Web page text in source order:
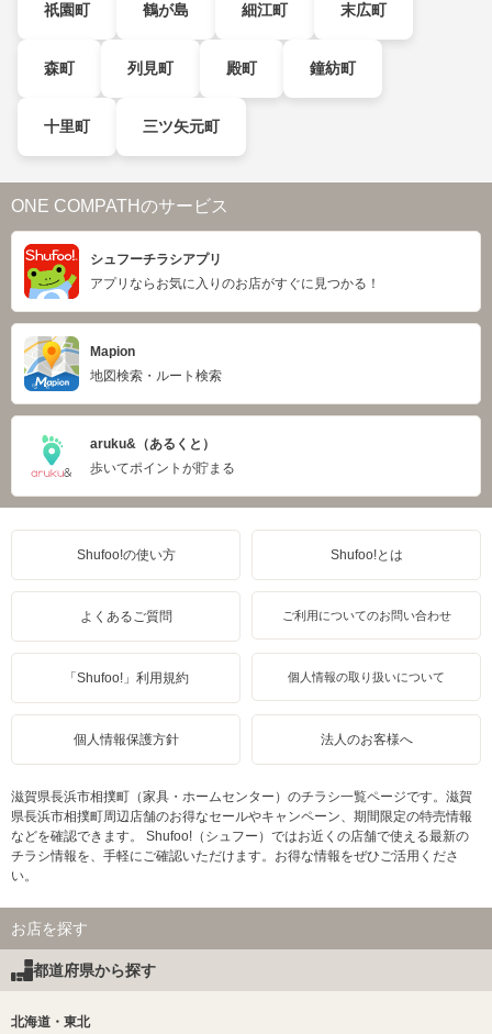
祇園町 鶴が島 細江町 末広町
森町 列見町 殿町 鐘紡町
十里町 三ツ矢元町
ONE COMPATHのサービス
シュフーチラシアプリ
アプリならお気に入りのお店がすぐに見つかる！
Mapion
地図検索・ルート検索
aruku&（あるくと）
歩いてポイントが貯まる
Shufoo!の使い方 Shufoo!とは
よくあるご質問 ご利用についてのお問い合わせ
「Shufoo!」利用規約 個人情報の取り扱いについて
個人情報保護方針 法人のお客様へ
滋賀県長浜市相撲町（家具・ホームセンター）のチラシ一覧ページです。滋賀
県長浜市相撲町周辺店舗のお得なセールやキャンペーン、期間限定の特売情報
などを確認できます。 Shufoo!（シュフー）ではお近くの店舗で使える最新の
チラシ情報を、手軽にご確認いただけます。お得な情報をぜひご活用くださ
い。
お店を探す
都道府県から探す
北海道・東北